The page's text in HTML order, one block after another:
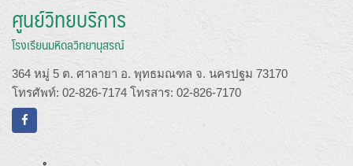
ศูนย์วิทยบริการ
โรงเรียนมหิดลวิทยานุสรณ์
364 หมู่ 5 ต. ศาลายา อ. พุทธมณฑล จ. นครปฐม 73170
โทรศัพท์: 02-826-7174 โทรสาร: 02-826-7170